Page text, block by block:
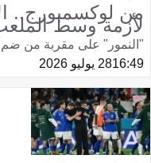
من لوكسمبورج..
لأزمة وسط
"النمور" على مقربة من
16:4928 يوليو 2026